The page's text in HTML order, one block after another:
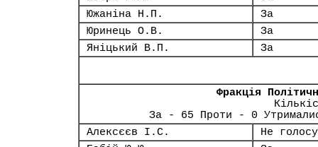
Южаніна Н.П.
За
Юринець О.В.
За
Яніцький В.П.
За
Фракція
За - 65 Проти - 0
Алексєєв І.С.
Не